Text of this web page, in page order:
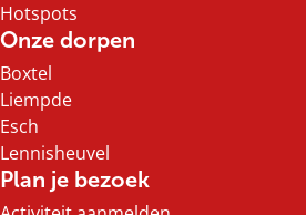
Hotspots
Onze dorpen
Boxtel
Liempde
Esch
Lennisheuvel
Plan je bezoek